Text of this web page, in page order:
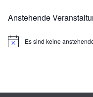
Anstehende
H
s
Es sind keine